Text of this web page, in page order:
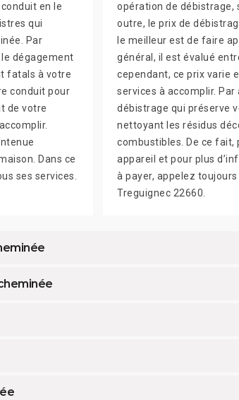
en le
qui
Par
dégagement
fatals à votre
conduit pour
de votre
Dans ce
ses services.
opération de débistrage,
outre, le prix de
le meilleur est de faire
général, il est évalué
cependant, ce prix varie
services à accomplir. Par
débistrage qui préserve
nettoyant les résidus
combustibles. De ce fait,
appareil et pour plus
à payer, appelez
Treguignec 22660.